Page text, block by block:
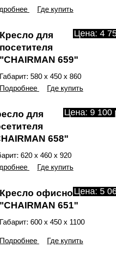
Где купить
Цена: 4
Кресло для
посетителя
"CHAIRMAN 659"
Габарит: 580 х 450 х 860
Подробнее
Где купить
Цена: 9 100
для
658"
620 х 460 х 920
Где купить
Цена: 5
Кресло офисное
"CHAIRMAN 651"
Габарит: 600 х 450 х 1100
Подробнее Где купить